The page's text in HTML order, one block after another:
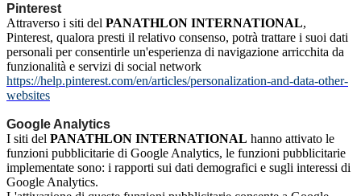
Pinterest
Attraverso i siti del PANATHLON INTERNATIONAL,
Pinterest, qualora presti il relativo consenso, potrà trattare i suoi dati
personali per consentirle un'esperienza di navigazione arricchita da
funzionalità e servizi di social network
https://help.pinterest.com/en/articles/personalization-and-data-other-
websites
Google Analytics
I siti del PANATHLON INTERNATIONAL hanno attivato le
funzioni pubblicitarie di Google Analytics, le funzioni pubblicitarie
implementate sono: i rapporti sui dati demografici e sugli interessi di
Google Analytics.